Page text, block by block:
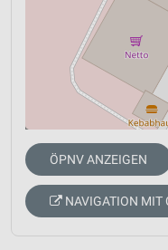
ÖPNV ANZEIGEN
NAVIGATION MIT